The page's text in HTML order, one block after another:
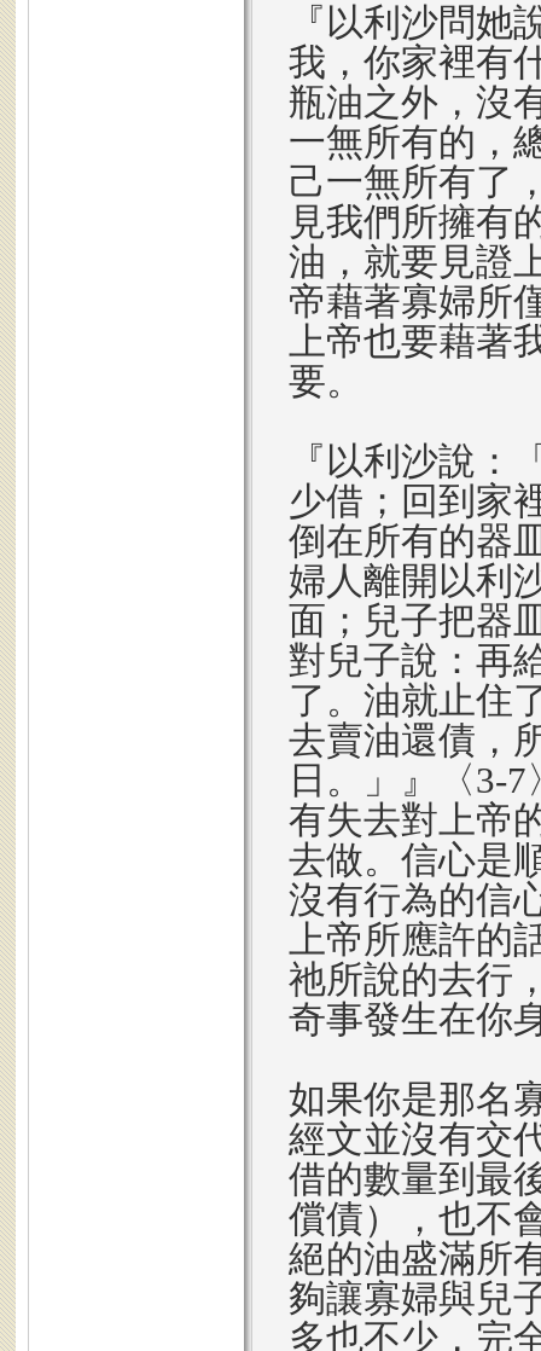
『以利沙問她
我，你家裡有
瓶油之外，沒
一無所有的，
己一無所有了
見我們所擁有
油，就要見證
帝藉著寡婦所
上帝也要藉著
要。
『以利沙說：
少借；回到家
倒在所有的器
婦人離開以利
面；兒子把器
對兒子說：再
了。油就止住
去賣油還債，
日。」』〈3-
有失去對上帝
去做。信心是
沒有行為的信
上帝所應許的
祂所說的去行
奇事發生在你
如果你是那名
經文並沒有交
借的數量到最
償債），也不
絕的油盛滿所
夠讓寡婦與兒
多也不少，完